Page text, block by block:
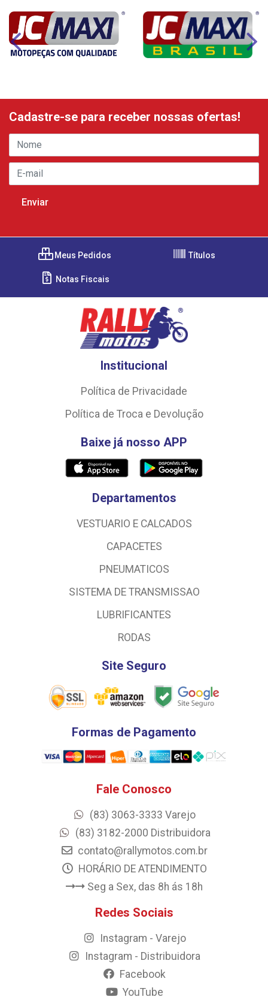
Cadastre-se para receber nossas ofertas!
Meus Pedidos Títulos
Notas Fiscais
Institucional
Política de Privacidade
Política de Troca e Devolução
Baixe já nosso APP
Departamentos
VESTUARIO E CALCADOS
CAPACETES
PNEUMATICOS
SISTEMA DE TRANSMISSAO
LUBRIFICANTES
RODAS
Site Seguro
Formas de Pagamento
Fale Conosco
(83) 3063-3333 Varejo
(83) 3182-2000 Distribuidora
contato@rallymotos.com.br
HORÁRIO DE ATENDIMENTO
Seg a Sex, das 8h ás 18h
Redes Sociais
Instagram - Varejo
Instagram - Distribuidora
Facebook
YouTube